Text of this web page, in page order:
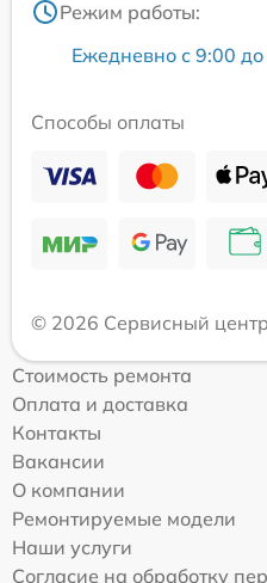
Режим работы:
Ежедневно с 9:00
Способы оплаты
© 2026 Сервисный центр
Стоимость ремонта
Оплата и доставка
Контакты
Вакансии
О компании
Ремонтируемые модели
Наши услуги
Согласие на обработку